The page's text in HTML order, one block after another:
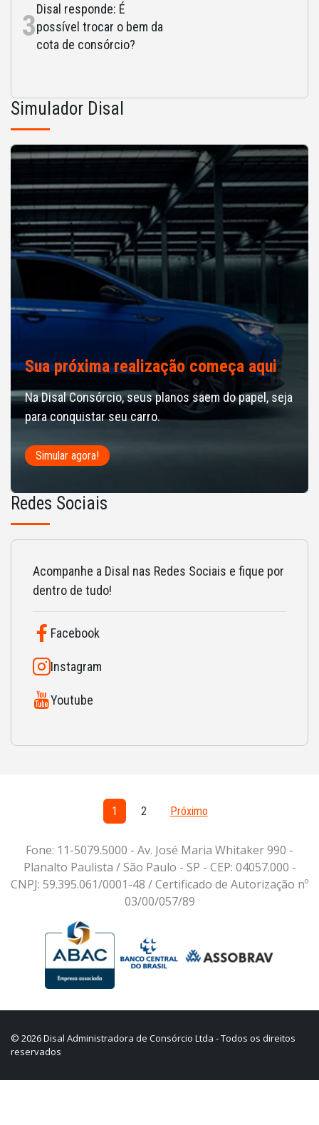
3
Disal responde: É
possível trocar o bem da
cota de consórcio?
Simulador Disal
Sua próxima realização começa aqui
Na Disal Consórcio, seus planos saem do papel, seja
para conquistar seu carro.
Simular agora!
Redes Sociais
Acompanhe a Disal nas Redes Sociais e fique por
dentro de tudo!
Facebook
Instagram
Youtube
1 2 Próximo
Fone: 11-5079.5000 - Av. José Maria Whitaker 990 -
Planalto Paulista / São Paulo - SP - CEP: 04057.000 -
CNPJ: 59.395.061/0001-48 / Certificado de Autorização nº
03/00/057/89
© 2026 Disal Administradora de Consórcio Ltda - Todos os direitos
reservados